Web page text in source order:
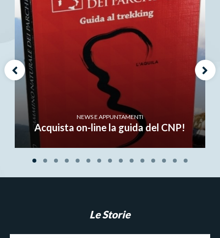
NEWS E APPUNTAMENTI
Acquista on-line la guida del CNP!
Le Storie